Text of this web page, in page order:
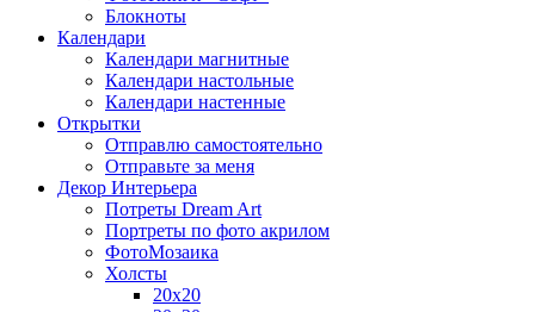
Блокноты
Календари
Календари магнитные
Календари настольные
Календари настенные
Открытки
Отправлю самостоятельно
Отправьте за меня
Декор Интерьера
Потреты Dream Art
Портреты по фото акрилом
ФотоМозаика
Холсты
20х20